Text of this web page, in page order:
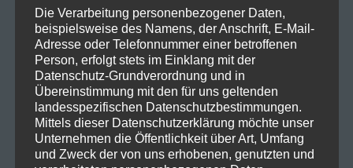
Die Verarbeitung personenbezogener Daten,
beispielsweise des Namens, der Anschrift, E-Mail-
Adresse oder Telefonnummer einer betroffenen
Person, erfolgt stets im Einklang mit der
Datenschutz-Grundverordnung und in
Übereinstimmung mit den für uns geltenden
landesspezifischen Datenschutzbestimmungen.
Mittels dieser Datenschutzerklärung möchte unser
Unternehmen die Öffentlichkeit über Art, Umfang
und Zweck der von uns erhobenen, genutzten und